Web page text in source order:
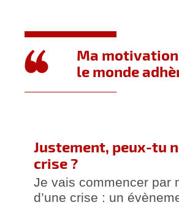
Ma
le monde
Justement, peux-tu
crise ?
Je vais commencer par
d’une crise : un